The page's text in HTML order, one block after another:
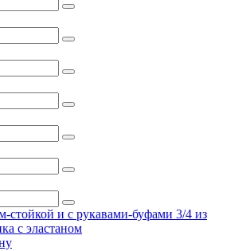
стойкой и с рукавами-буфами 3/4 из
с эластаном